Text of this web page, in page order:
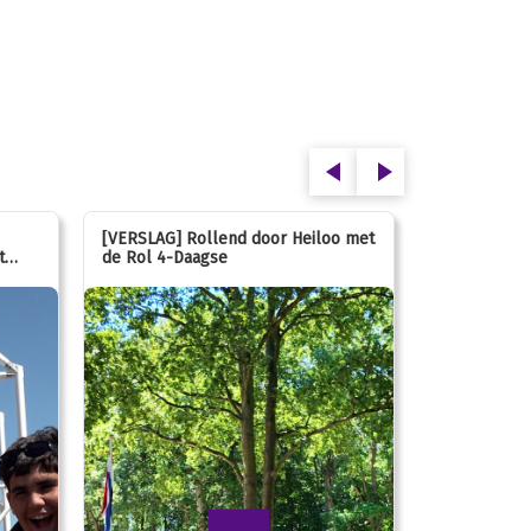
[VERSLAG] Rollend door Heiloo met
de Rol 4-Daagse